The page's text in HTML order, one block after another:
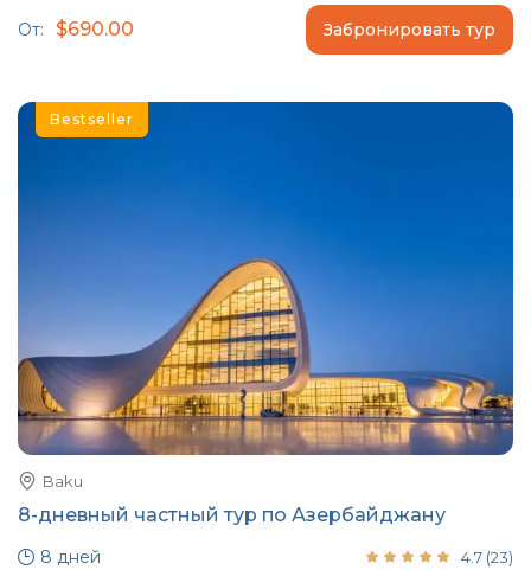
От: $690.00 Забронировать тур
Bestseller
Baku
8-дневный частный тур по Азербайджану
8 дней 4.7 (23)